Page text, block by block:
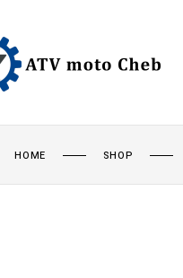
HOME SHOP